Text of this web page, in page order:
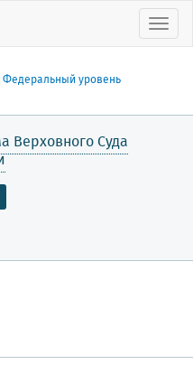
Федеральный уровень
Верховного Суда